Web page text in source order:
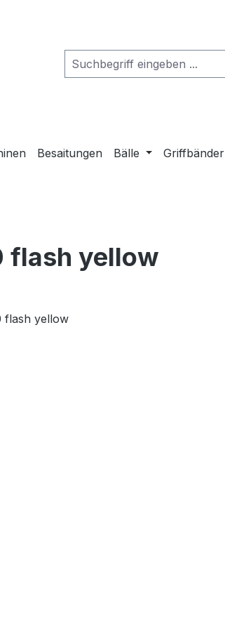
Besaitungen Bälle Griffbänder
flash yellow